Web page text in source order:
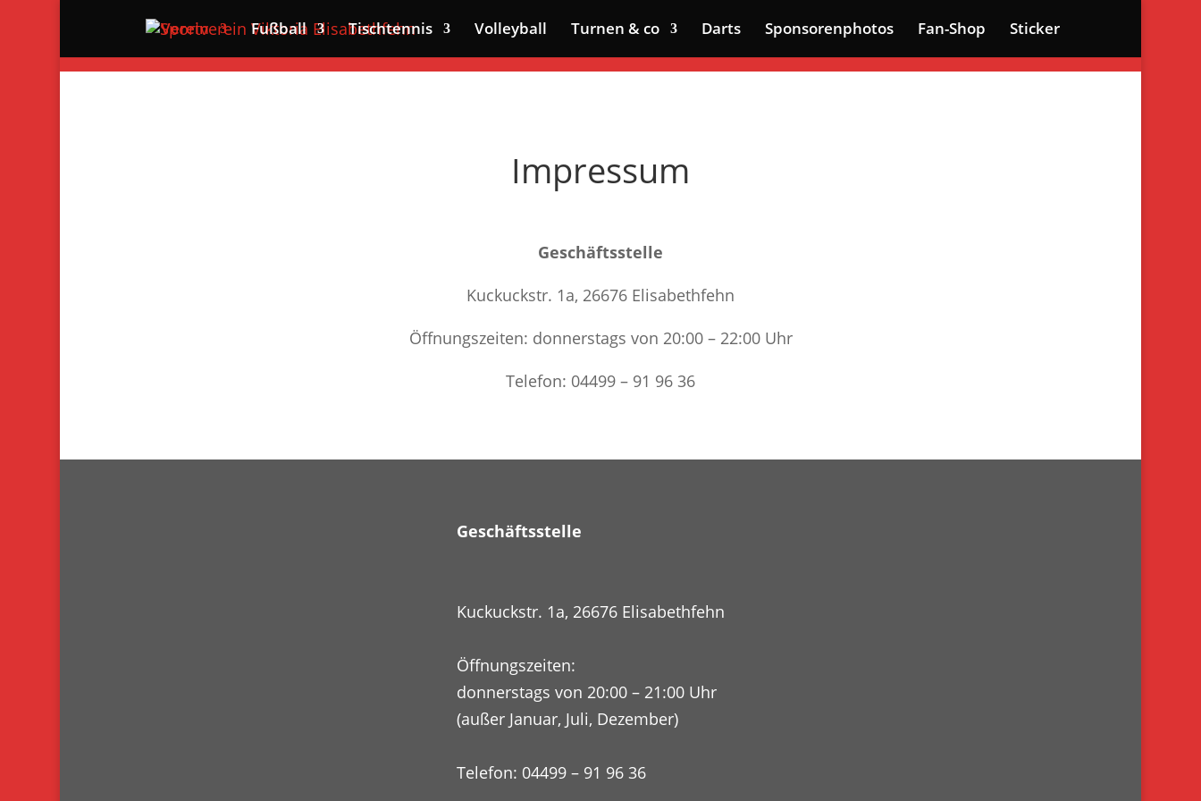
Verein Fußball Tischtennis Volleyball Turnen & co Darts Sponsorenphotos Fan-Shop Sticker
Impressum
Geschäftsstelle
Kuckuckstr. 1a, 26676 Elisabethfehn
Öffnungszeiten: donnerstags von 20:00 – 22:00 Uhr
Telefon: 04499 – 91 96 36
Geschäftsstelle
Kuckuckstr. 1a, 26676 Elisabethfehn
Öffnungszeiten:
donnerstags von 20:00 – 21:00 Uhr
(außer Januar, Juli, Dezember)
Telefon: 04499 – 91 96 36